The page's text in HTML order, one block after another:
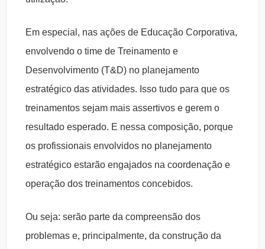
Em especial, nas ações de Educação Corporativa,
envolvendo o time de Treinamento e
Desenvolvimento (T&D) no planejamento
estratégico das atividades. Isso tudo para que os
treinamentos sejam mais assertivos e gerem o
resultado esperado. E nessa composição, porque
os profissionais envolvidos no planejamento
estratégico estarão engajados na coordenação e
operação dos treinamentos concebidos.
Ou seja: serão parte da compreensão dos
problemas e, principalmente, da construção da